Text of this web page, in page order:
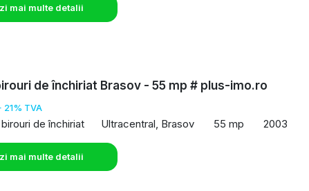
mai multe detalii
de închiriat Brasov - 55 mp # plus-imo.ro
21% TVA
de închiriat Ultracentral, Brasov 55 mp 2003
mai multe detalii